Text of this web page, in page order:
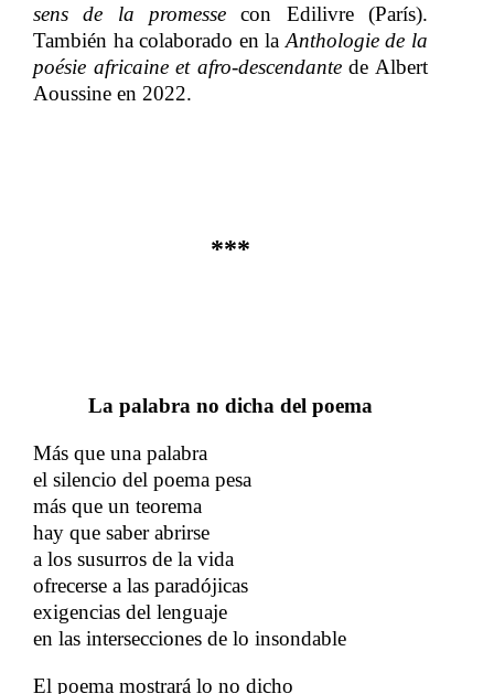
sens de la promesse​​con Edilivre (París).
También ha colaborado en la​​ Anthologie de la
poésie africaine et afro-descendante​​de Albert
Aoussine en 2022.
***
La palabra no dicha del poema
Más que una palabra
el silencio del poema pesa
más que un teorema
hay que saber abrirse
a los susurros de la vida
ofrecerse a las paradójicas
exigencias del lenguaje
en las intersecciones de lo insondable
El poema mostrará lo no dicho